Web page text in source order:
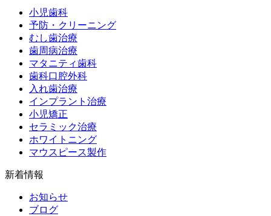
小児歯科
予防・クリーニング
むし歯治療
歯周病治療
マタニティ歯科
歯科口腔外科
入れ歯治療
インプラント治療
小児矯正
セラミック治療
ホワイトニング
マウスピース製作
新着情報
お知らせ
ブログ